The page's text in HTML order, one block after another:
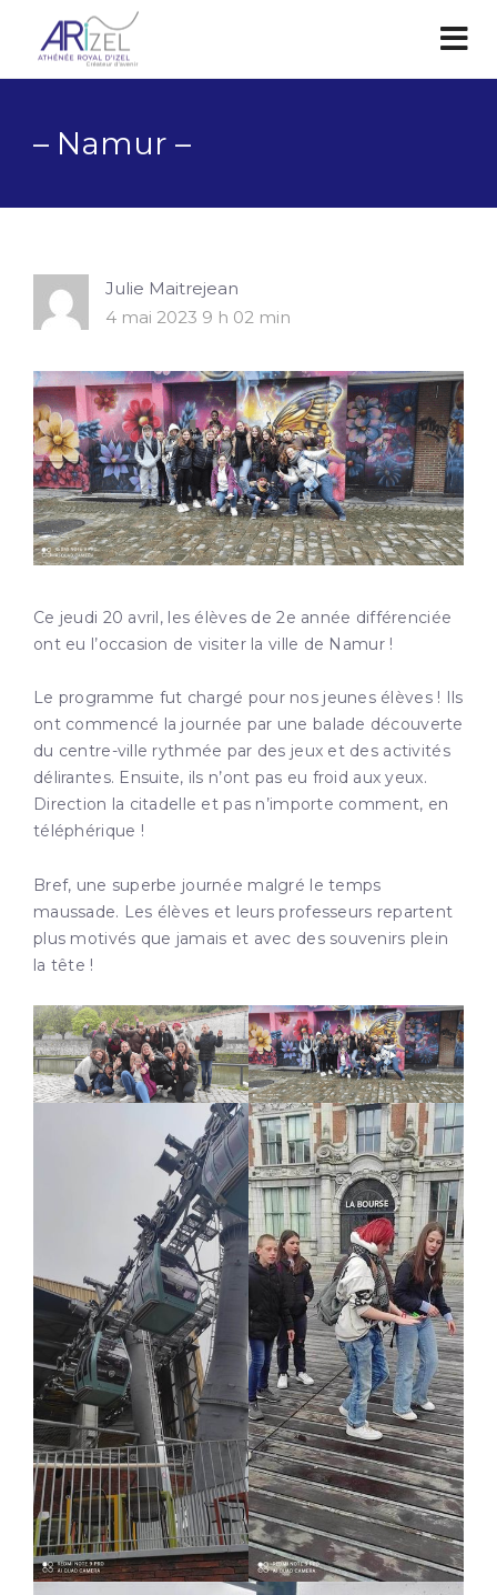
– Namur –
Julie Maitrejean
4 mai 2023 9 h 02 min
Ce jeudi 20 avril, les élèves de 2e année différenciée
ont eu l’occasion de visiter la ville de Namur !
Le programme fut chargé pour nos jeunes élèves ! Ils
ont commencé la journée par une balade découverte
du centre-ville rythmée par des jeux et des activités
délirantes. Ensuite, ils n’ont pas eu froid aux yeux.
Direction la citadelle et pas n’importe comment, en
téléphérique !
Bref, une superbe journée malgré le temps
maussade. Les élèves et leurs professeurs repartent
plus motivés que jamais et avec des souvenirs plein
la tête !